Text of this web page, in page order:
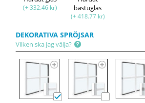
(+ 332.46 kr)
bastuglas
(+ 418.77 kr)
DEKORATIVA SPRÖJSAR
Vilken ska jag välja?